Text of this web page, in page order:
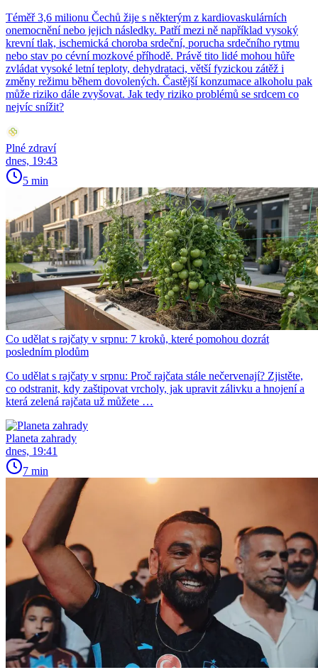
Téměř 3,6 milionu Čechů žije s některým z kardiovaskulárních
onemocnění nebo jejich následky. Patří mezi ně například vysoký
krevní tlak, ischemická choroba srdeční, porucha srdečního rytmu
nebo stav po cévní mozkové příhodě. Právě tito lidé mohou hůře
zvládat vysoké letní teploty, dehydrataci, větší fyzickou zátěž i
změny režimu během dovolených. Častější konzumace alkoholu pak
může riziko dále zvyšovat. Jak tedy riziko problémů se srdcem co
nejvíc snížit?
Plné zdraví
dnes, 19:43
5 min
Co udělat s rajčaty v srpnu: 7 kroků, které pomohou dozrát
posledním plodům
Co udělat s rajčaty v srpnu: Proč rajčata stále nečervenají? Zjistěte,
co odstranit, kdy zaštipovat vrcholy, jak upravit zálivku a hnojení a
která zelená rajčata už můžete …
Planeta zahrady
dnes, 19:41
7 min